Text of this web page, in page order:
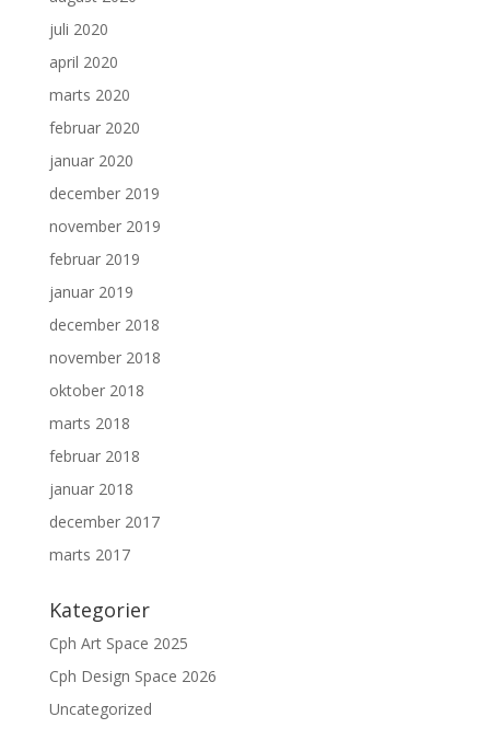
juli 2020
april 2020
marts 2020
februar 2020
januar 2020
december 2019
november 2019
februar 2019
januar 2019
december 2018
november 2018
oktober 2018
marts 2018
februar 2018
januar 2018
december 2017
marts 2017
Kategorier
Cph Art Space 2025
Cph Design Space 2026
Uncategorized